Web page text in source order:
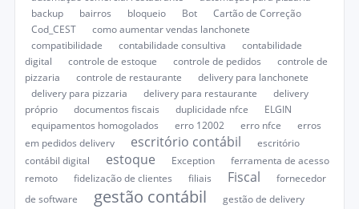
backup
bairros bloqueio Bot
Cartão de Correção
Cod_CEST
como aumentar vendas lanchonete
compatibilidade
contabilidade consultiva
contabilidade
digital
controle de estoque controle de pedidos
controle de
pizzaria
controle de restaurante
delivery para lanchonete
delivery para pizzaria
delivery para restaurante
delivery
próprio
documentos fiscais duplicidade nfce
ELGIN
equipamentos homogolados
erro 12002 erro nfce
erros
em pedidos delivery
escritório contábil
escritório
contábil digital
estoque Exception
ferramenta de acesso
remoto
fidelização de clientes filiais Fiscal
fornecedor
de software
gestão contábil
gestão de delivery